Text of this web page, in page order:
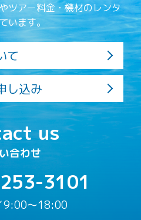
ツアー料金・機材のレンタ
います。
て
し込み
us
合わせ
3101
9:00〜18:00